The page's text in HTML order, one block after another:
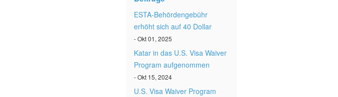
ESTA-Behördengebühr
erhöht sich auf 40 Dollar
- Okt 01, 2025
Katar in das U.S. Visa Waiver
Program aufgenommen
- Okt 15, 2024
U.S. Visa Waiver Program